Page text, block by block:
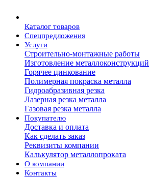
Каталог товаров
Спецпредложения
Услуги
Строительно-монтажные работы
Изготовление металлоконструкций
Горячее цинкование
Полимерная покраска металла
Гидроабразивная резка
Лазерная резка металла
Газовая резка металла
Покупателю
Доставка и оплата
Как сделать заказ
Реквизиты компании
Калькулятор металлопроката
О компании
Контакты